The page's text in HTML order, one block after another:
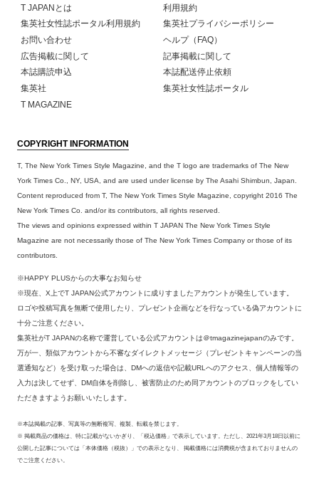
T JAPANとは
利用規約
集英社女性誌ポータル利用規約
集英社プライバシーポリシー
お問い合わせ
ヘルプ（FAQ）
広告掲載に関して
記事掲載に関して
本誌購読申込
本誌配送停止依頼
集英社
集英社女性誌ポータル
T MAGAZINE
COPYRIGHT INFORMATION
T, The New York Times Style Magazine, and the T logo are trademarks of The New
York Times Co., NY, USA, and are used under license by The Asahi Shimbun, Japan.
Content reproduced from T, The New York Times Style Magazine, copyright 2016 The
New York Times Co. and/or its contributors, all rights reserved.
The views and opinions expressed within T JAPAN The New York Times Style
Magazine are not necessarily those of The New York Times Company or those of its
contributors.
※HAPPY PLUSからの大事なお知らせ
※現在、X上でT JAPAN公式アカウントに成りすましたアカウントが発生しています。
ロゴや投稿写真を無断で使用したり、プレゼント企画などを行なっている偽アカウントに
十分ご注意ください。
集英社がT JAPANの名称で運営している公式アカウントは＠tmagazinejapanのみです。
万が一、類似アカウントから不審なダイレクトメッセージ（プレゼントキャンペーンの当
選通知など）を受け取った場合は、DMへの返信や記載URLへのアクセス、個人情報等の
入力は決してせず、DM自体を削除し、被害防止のため同アカウントのブロックをしてい
ただきますようお願いいたします。
※本誌掲載の記事、写真等の無断複写、複製、転載を禁じます。
※ 掲載商品の価格は、特に記載がないかぎり、「税込価格」で表示しています。ただし、2021年3月18日以前に
公開した記事については「本体価格（税抜）」での表示となり、 掲載価格には消費税が含まれておりませんの
でご注意ください。